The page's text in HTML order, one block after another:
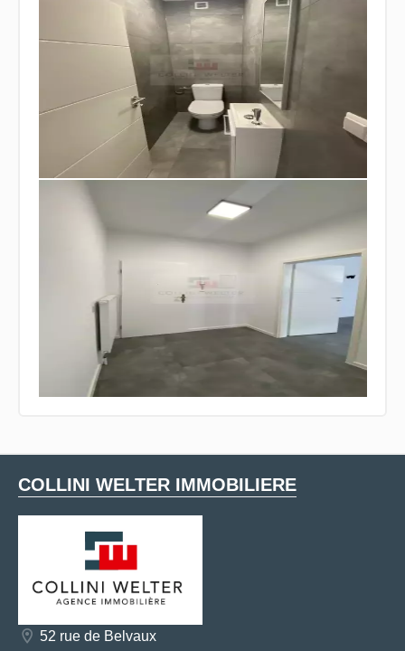
COLLINI WELTER IMMOBILIERE
52 rue de Belvaux